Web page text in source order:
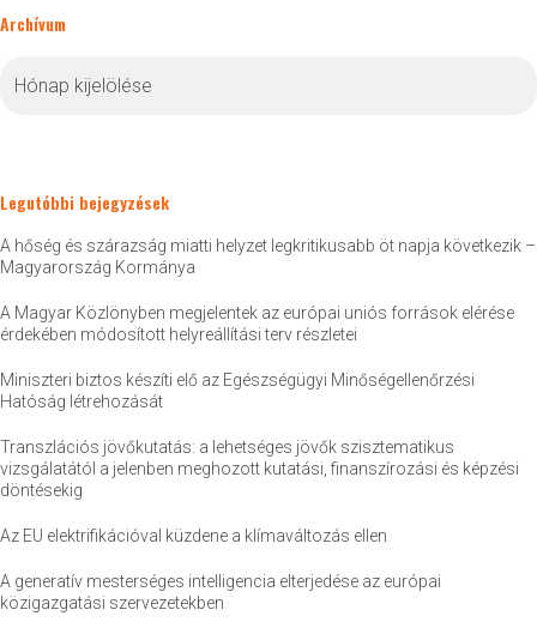
Archívum
Legutóbbi bejegyzések
A hőség és szárazság miatti helyzet legkritikusabb öt napja következik –
Magyarország Kormánya
A Magyar Közlönyben megjelentek az európai uniós források elérése
érdekében módosított helyreállítási terv részletei
Miniszteri biztos készíti elő az Egészségügyi Minőségellenőrzési
Hatóság létrehozását
Transzlációs jövőkutatás: a lehetséges jövők szisztematikus
vizsgálatától a jelenben meghozott kutatási, finanszírozási és képzési
döntésekig
Az EU elektrifikációval küzdene a klímaváltozás ellen
A generatív mesterséges intelligencia elterjedése az európai
közigazgatási szervezetekben